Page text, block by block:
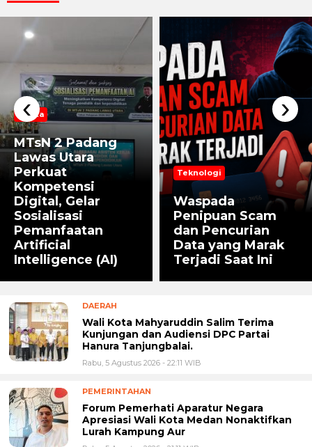
Berita
MTsN 2 Padang
Lawas Utara
Perkuat
Kompetensi
Digital, Gelar
Sosialisasi
Pemanfaatan
Artificial
Intelligence (AI)
Teknologi
Waspada
Penipuan Scam
dan Pencurian
Data yang Marak
Terjadi Saat Ini
‹ ›
DAERAH
Wali Kota Mahyaruddin Salim Terima
Kunjungan dan Audiensi DPC Partai
Hanura Tanjungbalai.
Rabu, 5 Agustus 2026 - 22:11 WIB
PEMERINTAHAN
Forum Pemerhati Aparatur Negara
Apresiasi Wali Kota Medan Nonaktifkan
Lurah Kampung Aur